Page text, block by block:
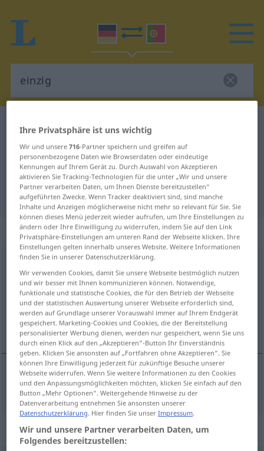
Deutsch-Portugiesisch Wörterbuch
Deutsch-Portugiesisch
Übersetzung für "einzig"
"einzig" Portugiesisch Übersetzung
„einzig“: Adjektiv
einzig [ˈaɪntsɪç]adj
Übersicht aller Übersetzungen
(Für mehr Details die Übersetzung anklicken/antippen)
único
único einzig
„einzig“: Adverb
Ihre Privatsphäre ist uns wichtig
Wir und unsere716-Partner speichern und greifen auf
personenbezogene Daten wie Browserdaten oder eindeutige
Kennungen auf Ihrem Gerät zu. Durch Auswahl von Akzeptieren
aktivieren Sie Tracking-Technologien für die unter „Wir und unsere
Partner verarbeiten Daten, um Ihnen Dienste bereitzustellen“
aufgeführten Zwecke. Wenn Tracker deaktiviert sind, sind manche
Inhalte und Anzeigen möglicherweise nicht mehr so relevant für Sie. Sie
können dieses Menü jederzeit wieder aufrufen, um Ihre Einstellungen zu
ändern oder Ihre Einwilligung zu widerrufen, indem Sie auf den Link
Privatsphäre-Einstellungen am unteren Rand der Webseite klicken. Ihre
Einstellungen gelten innerhalb unseres Website. Weitere Informationen
finden Sie in unserer Datenschutzerklärung.
Wir verwenden Cookies, damit Sie unsere Webseite bestmöglich nutzen
und wir besser mit Ihnen kommunizieren können. Notwendige,
funktionale und statistische Cookies, die für den Betrieb der Webseite
und der statistischen Auswertung unserer Webseite erforderlich sind,
werden auf Grundlage unserer Vorauswahl immer auf Ihrem Endgerät
gespeichert. Marketing-Cookies und Cookies, die der Bereitstellung
personalisierter Werbung dienen, werden nur gespeichert, wenn Sie uns
durch einen Klick auf den „Akzeptieren“-Button Ihr Einverständnis
geben. Klicken Sie ansonsten auf „Fortfahren ohne Akzeptieren“. Sie
können Ihre Einwilligung jederzeit für zukünftige Besuche unserer
Webseite widerrufen. Wenn Sie weitere Informationen zu den Cookies
und den Anpassungsmöglichkeiten möchten, klicken Sie einfach auf den
Button „Mehr Optionen“. Weitergehende Hinweise zu der
Datenverarbeitung entnehmen Sie ansonsten unserer
Datenschutzerklärung. Hier finden Sie unserImpressum.
Wir und unsere Partner verarbeiten Daten, um
Folgendes bereitzustellen: